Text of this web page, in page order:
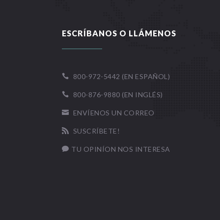
ESCRÍBANOS O LLÁMENOS
 800-972-5442 (EN ESPAÑOL)
 800-876-9880 (EN INGLÉS)
 ENVÍENOS UN CORREO
 SUSCRÍBETE!
 TU OPINÍON NOS INTERESA